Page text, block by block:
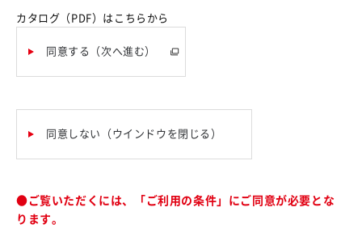
カタログ（PDF）はこちらから
同意する（次へ進む）
同意しない（ウインドウを閉じる）
●ご覧いただくには、「ご利用の条件」にご同意が必要とな
ります。